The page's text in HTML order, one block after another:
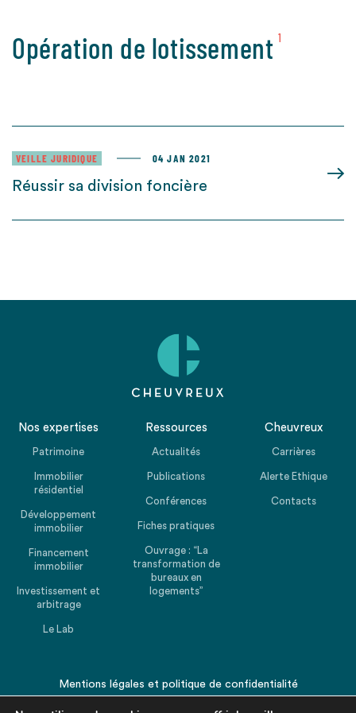
Opération de lotissement 1
VEILLE JURIDIQUE 04 JAN 2021
Réussir sa division foncière
Nos expertises
Patrimoine
Immobilier
résidentiel
Développement
immobilier
Financement
immobilier
Investissement et
arbitrage
Le Lab
Ressources
Actualités
Publications
Conférences
Fiches pratiques
Ouvrage : “La
transformation de
bureaux en
logements”
Cheuvreux
Carrières
Alerte Ethique
Contacts
Mentions légales et politique de confidentialité